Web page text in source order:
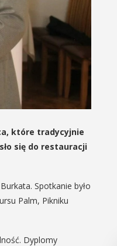
które tradycyjnie
się do restauracji
Spotkanie było
Palm, Pikniku
Dyplomy